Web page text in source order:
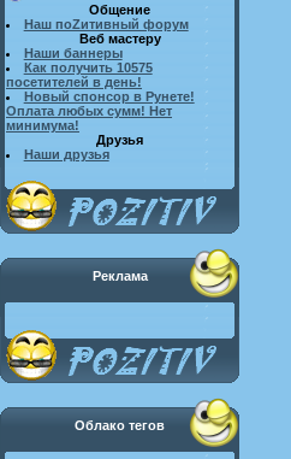
Общение
Наш поZитивный форум
Веб мастеру
Наши баннеры
Как получить 10575
посетителей в день!
Новый спонсор в Рунете!
Оплата любых сумм! Нет
минимума!
Друзья
Наши друзья
Реклама
Облако тегов